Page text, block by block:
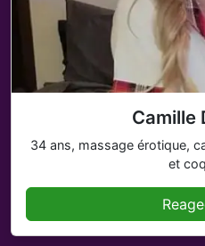
Camille
34 ans, massage érotique,
et